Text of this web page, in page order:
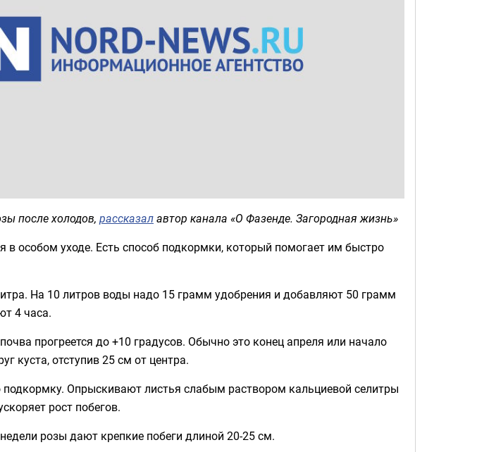
после холодов, рассказалавтор канала «О Фазенде. Загородная жизнь»
особом уходе. Есть способ подкормки, который помогает им быстро
На 10 литров воды надо 15 грамм удобрения и добавляют 50 грамм
4 часа.
прогреется до +10 градусов. Обычно это конец апреля или начало
куста, отступив 25 см от центра.
Опрыскивают листья слабым раствором кальциевой селитры
рост побегов.
розы дают крепкие побеги длиной 20-25 см.